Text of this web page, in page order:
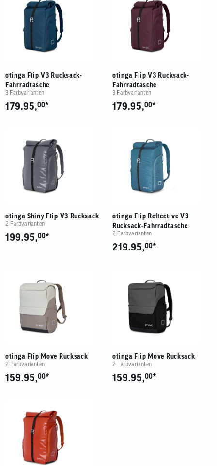
otinga Flip V3 Rucksack-
Fahrradtasche
3 Farbvarianten
179.95,00*
otinga Flip V3 Rucksack-
Fahrradtasche
3 Farbvarianten
179.95,00*
otinga Shiny Flip V3 Rucksack
2 Farbvarianten
199.95,00*
otinga Flip Reflective V3
Rucksack-Fahrradtasche
2 Farbvarianten
219.95,00*
otinga Flip Move Rucksack
2 Farbvarianten
159.95,00*
otinga Flip Move Rucksack
2 Farbvarianten
159.95,00*